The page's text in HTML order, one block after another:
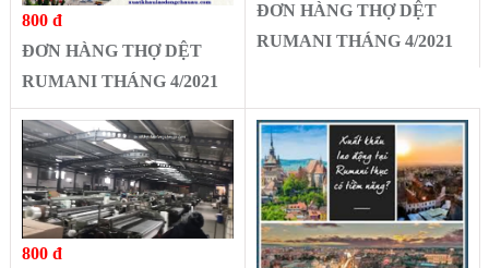
800 đ
ĐƠN HÀNG THỢ DỆT
RUMANI THÁNG 4/2021
ĐƠN HÀNG THỢ DỆT
RUMANI THÁNG 4/2021
800 đ